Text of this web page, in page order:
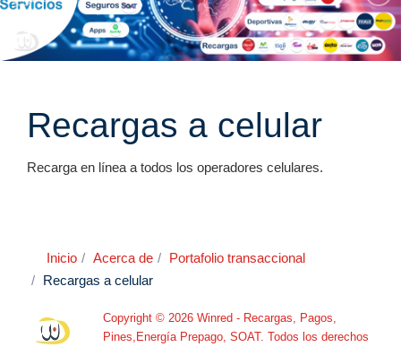
Recargas a celular
Recarga en línea a todos los operadores celulares.
Inicio Acerca de
Portafolio transaccional
Recargas a celular
Copyright © 2026 Winred - Recargas, Pagos,
Pines,Energía Prepago, SOAT. Todos los derechos